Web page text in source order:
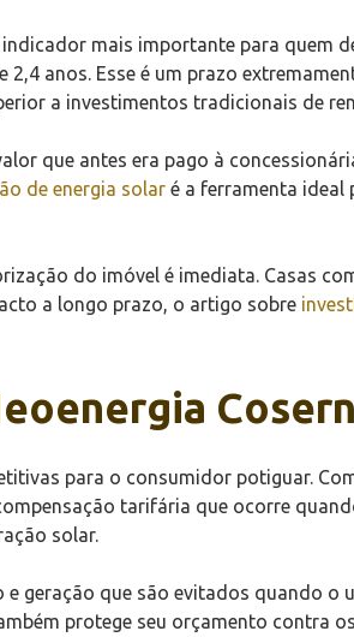
mais importante para quem
anos. Esse é um prazo
a investimentos tradicionais de
que antes era pago à
de energia solar é a ferramenta ideal
do imóvel é imediata. Casas
a longo prazo, o artigo sobre
Cosern
para o consumidor potiguar.
tarifária que ocorre
solar.
geração que são evitados quando
protege seu orçamento